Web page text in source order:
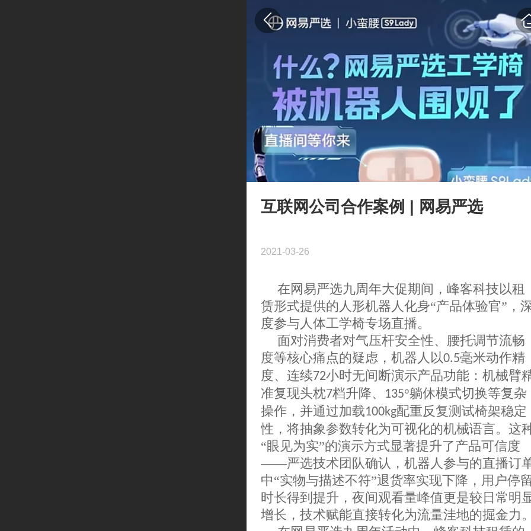
互联网公司合作案例 | 网易严选
2021-03-26
在网易严选九周年大促期间， 峰客科技以租
赁形式提供的人形机器人化身“产品体验官”，
度参与人体工学椅专场直播。
面对消费者对气压杆安全性、腰托调节流畅
度等核心痛点的疑虑，机器人以0.5毫米动作精
度、 连续72小时无间断演示产品功能：机械臂
准复现头枕7档升降、 135°躺休模式切换等复杂
操作，并通过加载100kg配重反复测试椅架稳定
性，将抽象参数转化为可视化的机械语言。这
“眼见为实”的演示方式显著提升了产品可信度
——严选技术团队确认，机器人参与的直播订
中“实物与描述不符”退货率实现下降，用户停留
时长得到 提升，夜间观看量峰值更是较 日常明
增长 ，技术赋能直接转化为流量洼地的掘金力。